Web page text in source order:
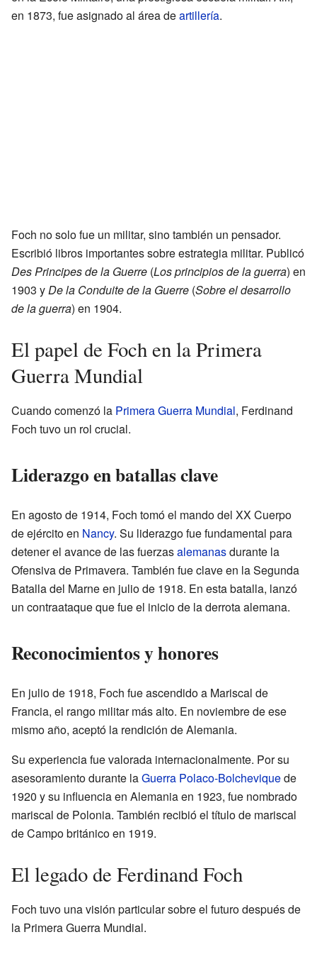
en 1873, fue asignado al área deartillería.
Foch no solo fue un militar, sino también un pensador.
Escribió libros importantes sobre estrategia militar. Publicó
Des Principes de la Guerre (Los principios de la guerra) en
1903 yDe la Conduite de la Guerre (Sobre el desarrollo
de la guerra) en 1904.
El papel de Foch en la Primera
Guerra Mundial
Cuando comenzó la Primera Guerra Mundial, Ferdinand
Foch tuvo un rol crucial.
Liderazgo en batallas clave
En agosto de 1914, Foch tomó el mando del XX Cuerpo
de ejército en Nancy. Su liderazgo fue fundamental para
detener el avance de las fuerzasalemanasdurante la
Ofensiva de Primavera. También fue clave en la Segunda
Batalla del Marne en julio de 1918. En esta batalla, lanzó
un contraataque que fue el inicio de la derrota alemana.
Reconocimientos y honores
En julio de 1918, Foch fue ascendido a Mariscal de
Francia, el rango militar más alto. En noviembre de ese
mismo año, aceptó la rendición de Alemania.
Su experiencia fue valorada internacionalmente. Por su
asesoramiento durante laGuerra Polaco-Bolcheviquede
1920 y su influencia en Alemania en 1923, fue nombrado
mariscal de Polonia. También recibió el título de mariscal
de Campo británico en 1919.
El legado de Ferdinand Foch
Foch tuvo una visión particular sobre el futuro después de
la Primera Guerra Mundial.